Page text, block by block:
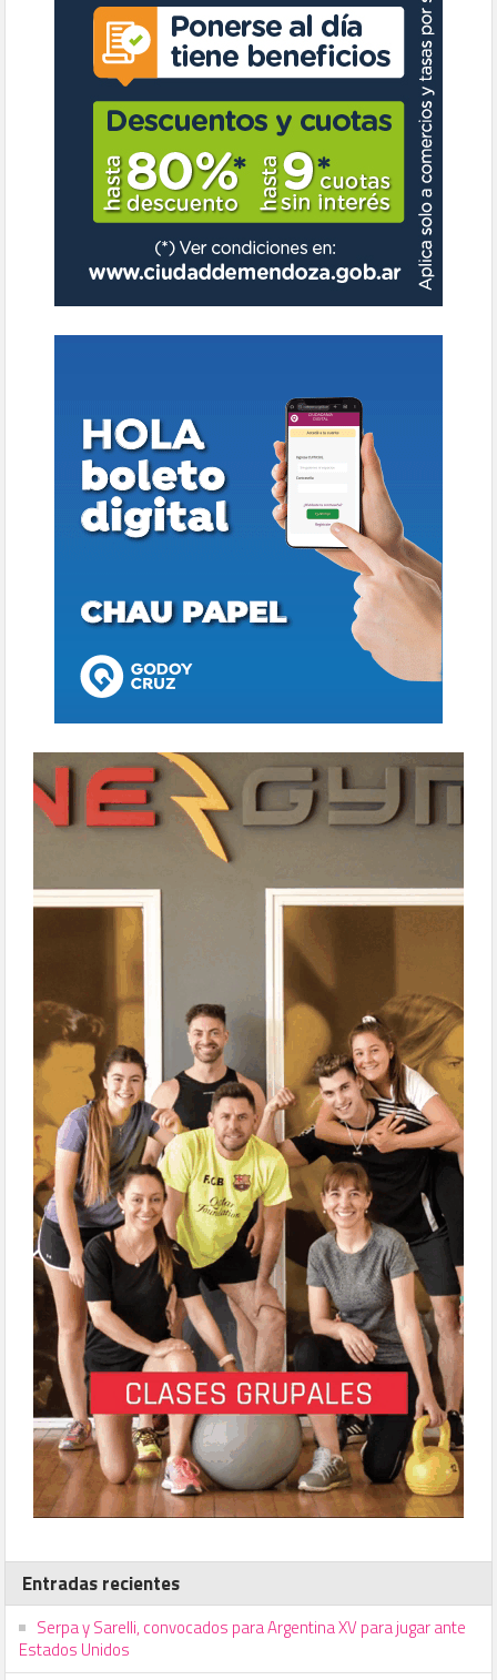
Entradas recientes
Serpa y Sarelli, convocados para Argentina XV para jugar ante
Estados Unidos